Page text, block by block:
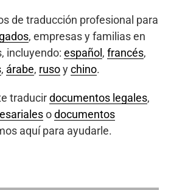
de traducción profesional para
, empresas y familias en
incluyendo: español , francés,
, árabe, rusoychino.
traducirdocumentos legales,
odocumentos
aquí para ayudarle.